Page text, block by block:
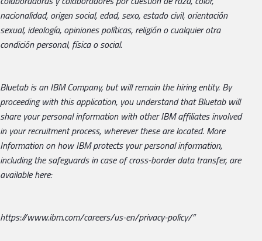
nacionalidad, origen social, edad, sexo, estado civil, orientación
sexual, ideología, opiniones políticas, religión o cualquier otra
condición personal, física o social.
Bluetab is an IBM Company, but will remain the hiring entity. By
proceeding with this application, you understand that Bluetab will
share your personal information with other IBM affiliates involved
in your recruitment process, wherever these are located. More
Information on how IBM protects your personal information,
including the safeguards in case of cross-border data transfer, are
available here:
https://www.ibm.com/careers/us-en/privacy-policy/”